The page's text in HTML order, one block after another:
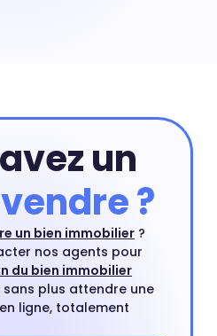
un
?
un bien immobilier ?
nos agents pour
du bien immobilier
plus attendre une
ligne, totalement